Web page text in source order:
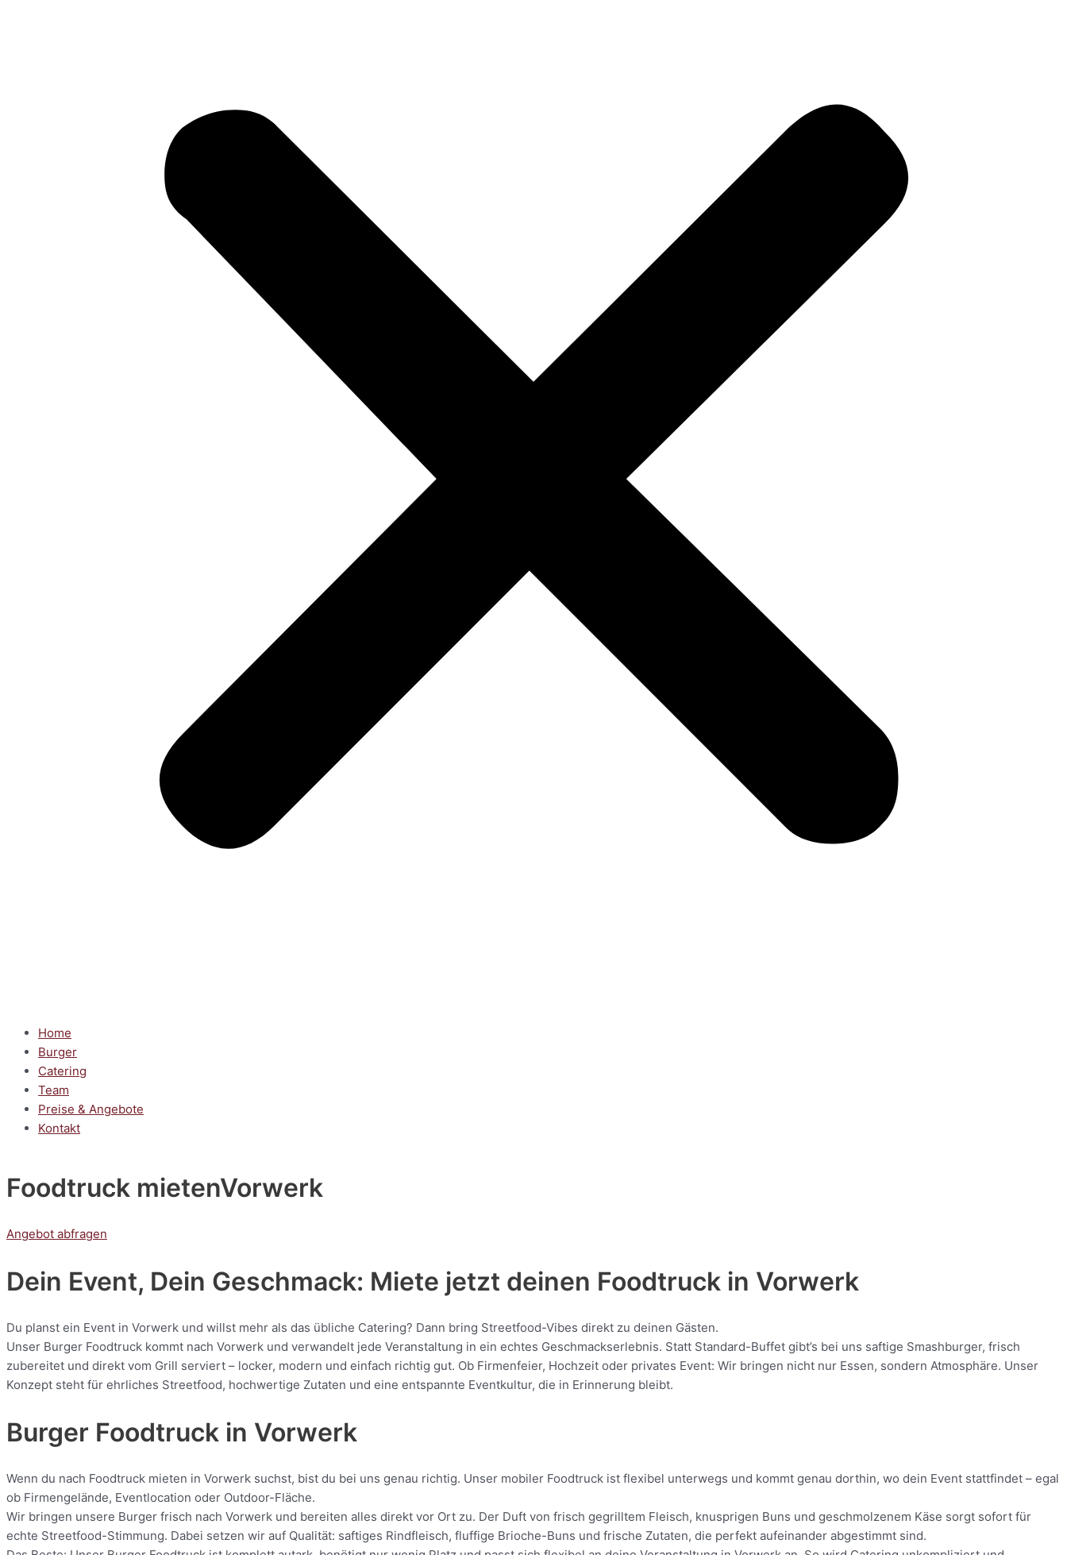
Home
Burger
Catering
Team
Preise & Angebote
Kontakt
Foodtruck mietenVorwerk
Angebot abfragen
Dein Event, Dein Geschmack: Miete jetzt deinen Foodtruck in Vorwerk
Du planst ein Event in Vorwerk und willst mehr als das übliche Catering? Dann bring Streetfood-Vibes direkt zu deinen Gästen.
Unser Burger Foodtruck kommt nach Vorwerk und verwandelt jede Veranstaltung in ein echtes Geschmackserlebnis. Statt Standard-Buffet gibt’s bei uns saftige Smashburger, frisch
zubereitet und direkt vom Grill serviert – locker, modern und einfach richtig gut. Ob Firmenfeier, Hochzeit oder privates Event: Wir bringen nicht nur Essen, sondern Atmosphäre. Unser
Konzept steht für ehrliches Streetfood, hochwertige Zutaten und eine entspannte Eventkultur, die in Erinnerung bleibt.
Burger Foodtruck in Vorwerk
Wenn du nach Foodtruck mieten in Vorwerk suchst, bist du bei uns genau richtig. Unser mobiler Foodtruck ist flexibel unterwegs und kommt genau dorthin, wo dein Event stattfindet – egal
ob Firmengelände, Eventlocation oder Outdoor-Fläche.
Wir bringen unsere Burger frisch nach Vorwerk und bereiten alles direkt vor Ort zu. Der Duft von frisch gegrilltem Fleisch, knusprigen Buns und geschmolzenem Käse sorgt sofort für
echte Streetfood-Stimmung. Dabei setzen wir auf Qualität: saftiges Rindfleisch, fluffige Brioche-Buns und frische Zutaten, die perfekt aufeinander abgestimmt sind.